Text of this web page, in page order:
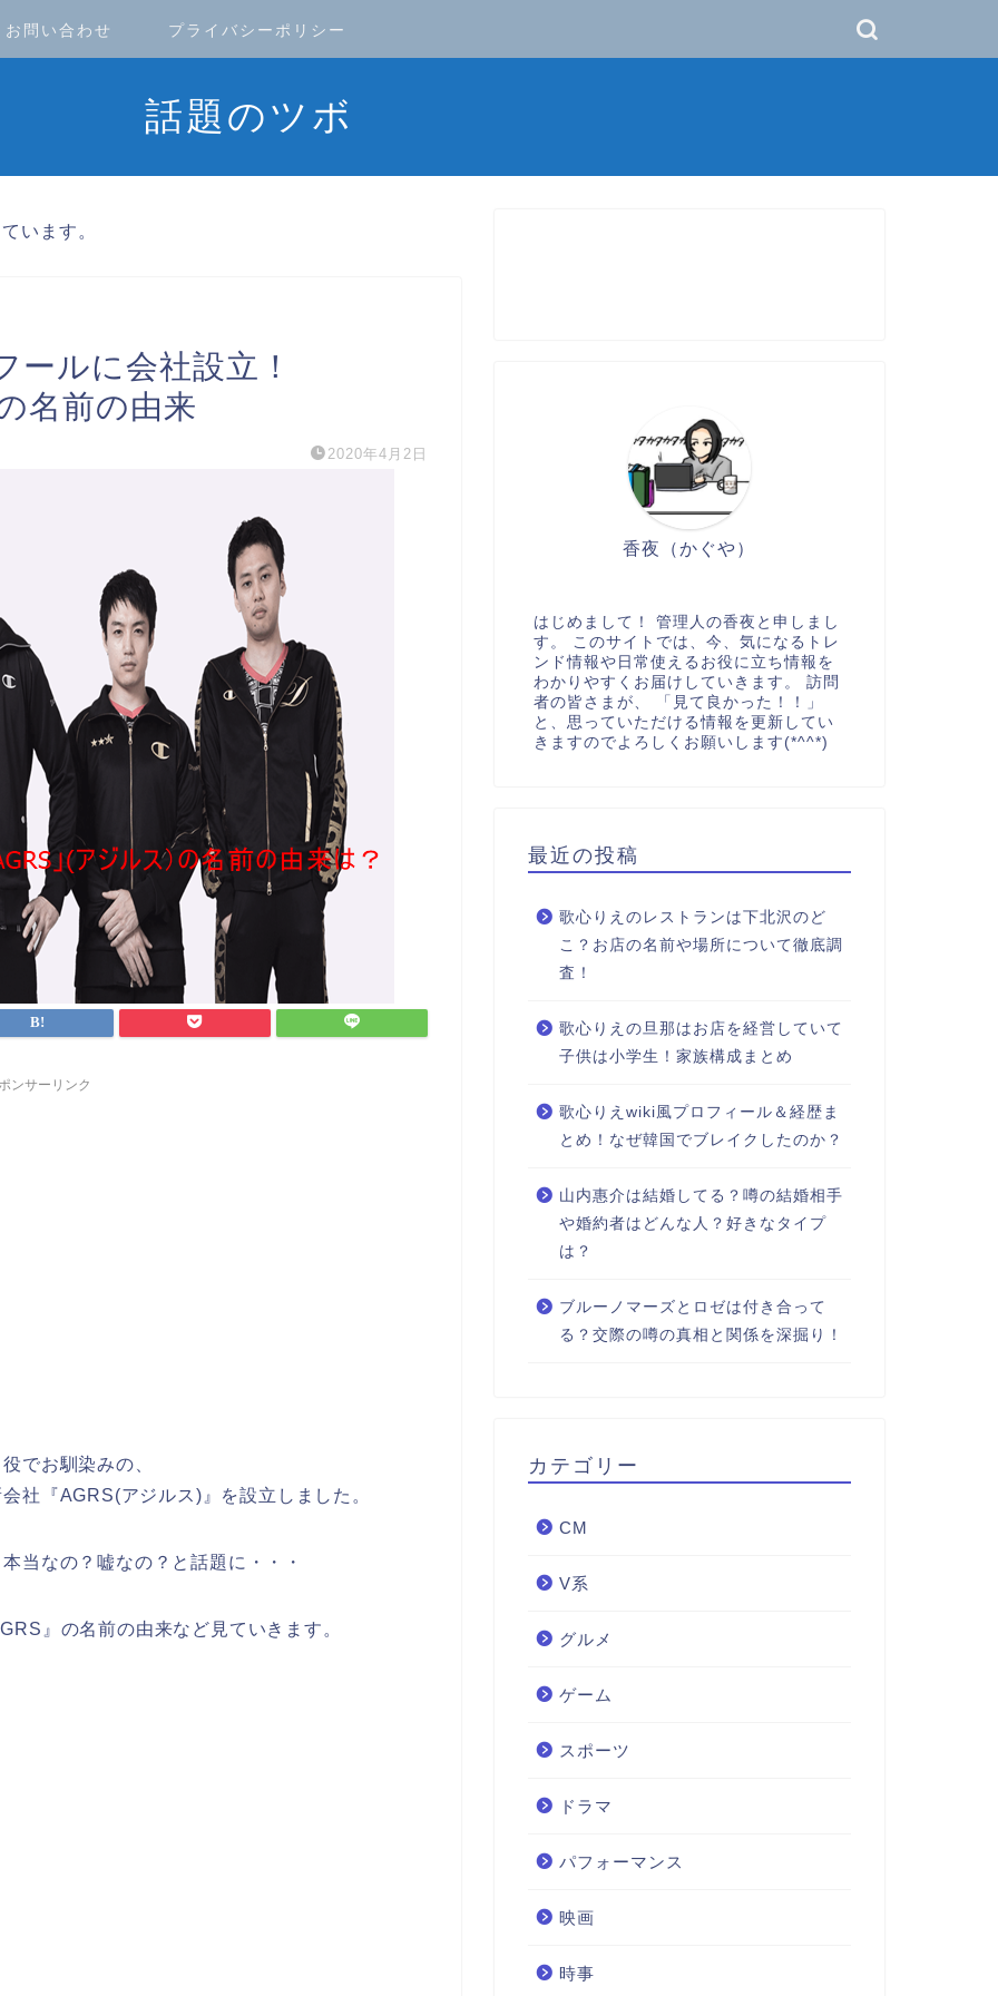
お問い合わせ プライバシーポリシー
話題のツボ
います。
ルに会社設立！
名前の由来
2020年4月2日
ンサーリンク
でお馴染みの、
社『AGRS(アジルス)』を設立しました。
当なの？嘘なの？と話題に・・・
』の名前の由来など見ていきます。
香夜（かぐや）
はじめまして！ 管理人の香夜と申しまし
す。 このサイトでは、今、気になるトレ
ンド情報や日常使えるお役に立ち情報を
わかりやすくお届けしていきます。 訪問
者の皆さまが、 「見て良かった！！」
と、思っていただける情報を更新してい
きますのでよろしくお願いします(*^^*)
最近の投稿
歌心りえのレストランは下北沢のど
こ？お店の名前や場所について徹底調
査！
歌心りえの旦那はお店を経営していて
子供は小学生！家族構成まとめ
歌心りえwiki風プロフィール＆経歴ま
とめ！なぜ韓国でブレイクしたのか？
山内惠介は結婚してる？噂の結婚相手
や婚約者はどんな人？好きなタイプ
は？
ブルーノマーズとロゼは付き合って
る？交際の噂の真相と関係を深掘り！
カテゴリー
CM
V系
グルメ
ゲーム
スポーツ
ドラマ
パフォーマンス
映画
時事